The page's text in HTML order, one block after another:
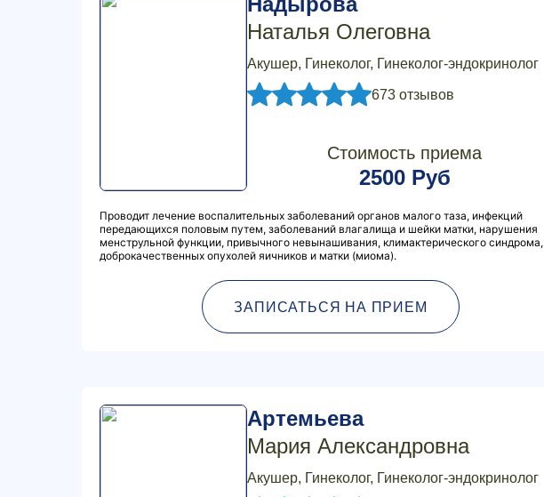
Наталья Олеговна
Акушер, Гинеколог, Гинеколог-эндокринолог
673 отзывов
Стоимость приема
2500 Руб
Проводит лечение воспалительных заболеваний органов малого таза, инфекций
передающихся половым путем, заболеваний влагалища и шейки матки, нарушения
менструльной функции, привычного невынашивания, климактерического синдрома,
доброкачественных опухолей яичников и матки (миома).
ЗАПИСАТЬСЯ НА ПРИЕМ
Артемьева
Мария Александровна
Акушер, Гинеколог, Гинеколог-эндокринолог